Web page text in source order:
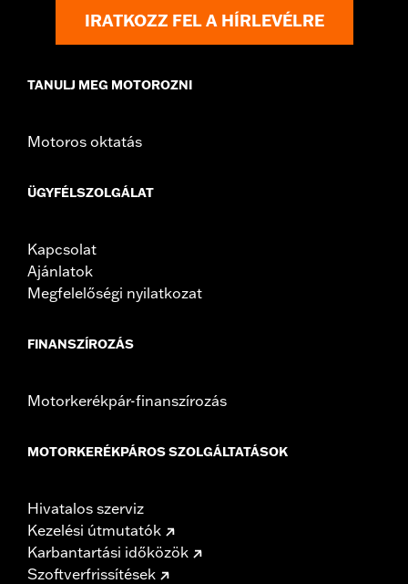
IRATKOZZ FEL A HÍRLEVÉLRE
TANULJ MEG MOTOROZNI
Motoros oktatás
ÜGYFÉLSZOLGÁLAT
Kapcsolat
Ajánlatok
Megfelelőségi nyilatkozat
FINANSZÍROZÁS
Motorkerékpár-finanszírozás
MOTORKERÉKPÁROS SZOLGÁLTATÁSOK
Hivatalos szerviz
Kezelési útmutatók
Karbantartási időközök
Szoftverfrissítések